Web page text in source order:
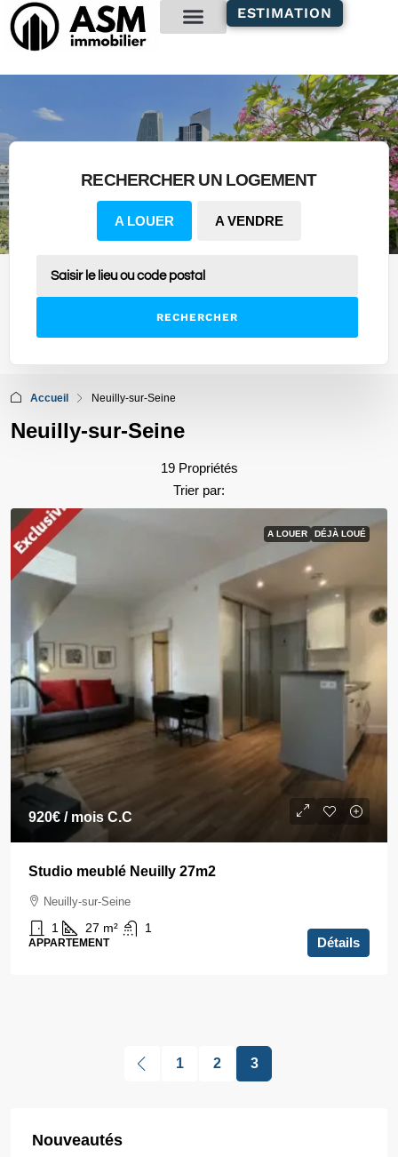
principal
ESTIMATION
RECHERCHER UN LOGEMENT
A LOUER A VENDRE
RECHERCHER
Accueil Neuilly-sur-Seine
Neuilly-sur-Seine
19 Propriétés
Trier par:
A LOUER DÉJÀ LOUÉ
920€/ mois C.C
Studio meublé Neuilly 27m2
Neuilly-sur-Seine
1 27 m² 1
APPARTEMENT Détails
1 2 3
Nouveautés